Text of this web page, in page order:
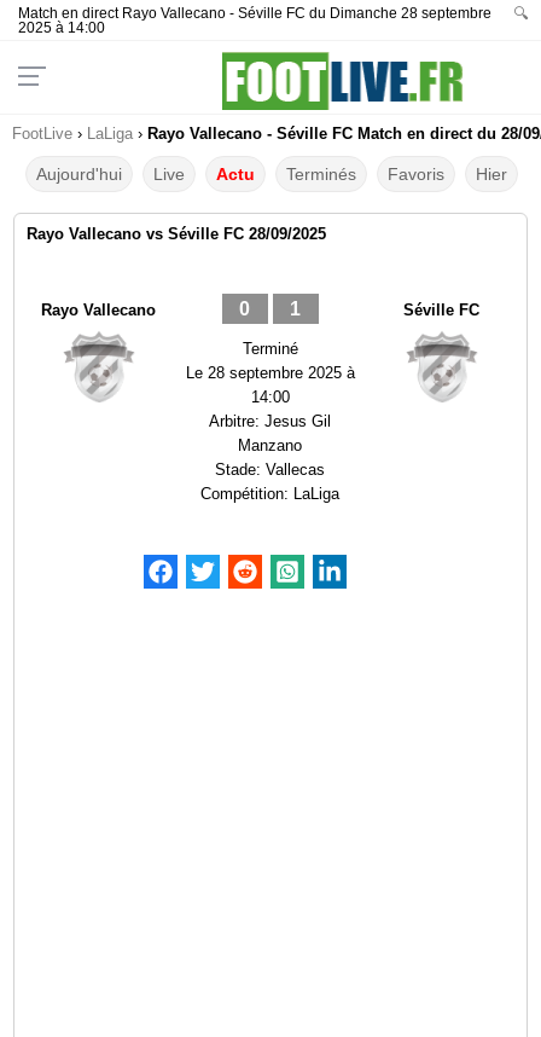
Match en direct Rayo Vallecano - Séville FC du Dimanche 28 septembre
2025 à 14:00
🔍
FootLive › LaLiga › Rayo Vallecano - Séville FC Match en direct du 28/
Aujourd'hui Live Actu Terminés Favoris Hier
Rayo Vallecano vs Séville FC 28/09/2025
Rayo Vallecano 0 1
Terminé
Le 28 septembre 2025 à
14:00
Arbitre:Jesus Gil
Manzano
Stade:Vallecas
Compétition: LaLiga
Séville FC